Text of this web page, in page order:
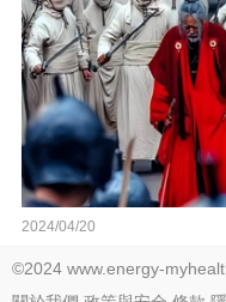
2024/04/20
©2024 www.energy-